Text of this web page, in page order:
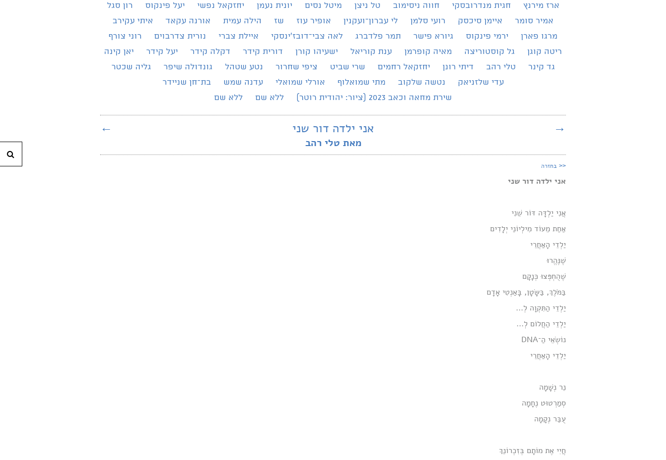
ארז מירנץ
חגית מנדרובסקי חווה ניסימוב טל ניצן מיטל נסים יונית נעמן יחזקאל נפשי יעל פינקוס
רון סגל
אמיר סומר
איימן סיכסק רועי סלמן לי עברון־ועקנין אופיר עוז שז הילה עמית אורנה עקאד
איתי עקירב
מרגו פארן
ירמי פינקוס גיורא פישר תמר פלדברג לאה צבי־דובז׳ינסקי איילת צברי נורית צדרבוים
רוני צורף
ריטה קוגן
גל קוסטוריצה מאיה קופרמן ענת קוריאל ישעיהו קורן דורית קידר דקלה קידר יעל קידר
יאן קינה
גד קינר
טלי רהב דיתי רונן יחזקאל רחמים שרי שביט ציפי שחרור נטע שטהל גונדולה שיפר
גליה שכטר
עדי שלזניאק
נטשה שלקוב מתי שמואלוף אורלי שמואלי עדנה שמש
בת־חן שניידר
שירת מחאה וכאב 2023 (ציור: יהודית רוטר)
ללא שם ללא שם
אני ילדה דור שני
מאת טלי רהב
← →
<< בחזרה
אני ילדה דור שני
אֲנִי יַלְדָּה דּוֹר שֵׁנִי
אַחַת מֵעוֹד מִילְיוֹנֵי יְלָדִים
יַלְדֵי הָאַחֲרֵי
שֶׁנֶּהֱרוּ
שֶׁהֻחְפְּצוּ כְּנָקָם
בַּמֹּלֶךְ, בַּשָּׂטָן, בָּאַנְטִי אָדָם
יַלְדֵי הַתִּקְוָה לְ...
יַלְדֵי הַחֲלוֹם לְ...
נוֹשְׂאֵי הַ־DNA
יַלְדֵי הָאַחֲרֵי
נֵר נְשָׁמָה
סְמַרְטוּט נֶחָמָה
עֻבַּר נְקָמָה
חֲיִי אֶת מוֹתָם בְּזִכְרוֹנֵךְ